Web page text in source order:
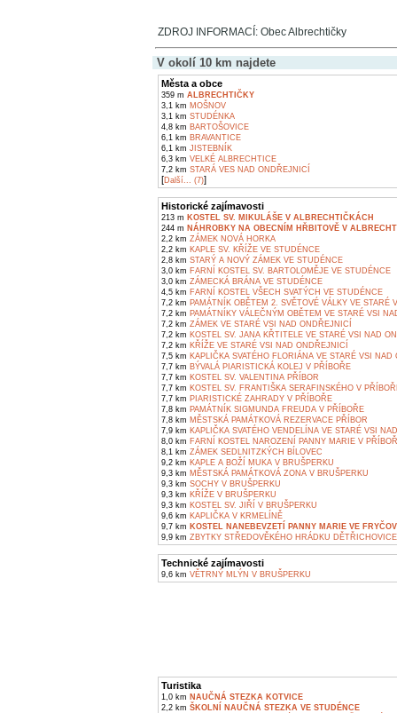
ZDROJ INFORMACÍ: Obec Albrechtičky
V okolí 10 km najdete
Města a obce
359 m ALBRECHTIČKY
3,1 km MOŠNOV
3,1 km STUDÉNKA
4,8 km BARTOŠOVICE
6,1 km BRAVANTICE
6,1 km JISTEBNÍK
6,3 km VELKÉ ALBRECHTICE
7,2 km STARÁ VES NAD ONDŘEJNICÍ
[Další... (7)]
Historické zajímavosti
213 m KOSTEL SV. MIKULÁŠE V ALBRECHTIČKÁCH
244 m NÁHROBKY NA OBECNÍM HŘBITOVĚ V
2,2 km ZÁMEK NOVÁ HORKA
2,2 km KAPLE SV. KŘÍŽE VE STUDÉNCE
2,8 km STARÝ A NOVÝ ZÁMEK VE STUDÉNCE
3,0 km FARNÍ KOSTEL SV. BARTOLOMĚJE VE STUDÉNCE
3,0 km ZÁMECKÁ BRÁNA VE STUDÉNCE
4,5 km FARNÍ KOSTEL VŠECH SVATÝCH VE STUDÉNCE
7,2 km PAMÁTNÍK OBĚTEM 2. SVĚTOVÉ VÁLKY VE STARÉ
7,2 km PAMÁTNÍKY VÁLEČNÝM OBĚTEM VE STARÉ VSI
7,2 km ZÁMEK VE STARÉ VSI NAD ONDŘEJNICÍ
7,2 km KOSTEL SV. JANA KŘTITELE VE STARÉ VSI NAD
7,2 km KŘÍŽE VE STARÉ VSI NAD ONDŘEJNICÍ
7,5 km KAPLIČKA SVATÉHO FLORIÁNA VE STARÉ VSI NAD
7,7 km BÝVALÁ PIARISTICKÁ KOLEJ V PŘÍBOŘE
7,7 km KOSTEL SV. VALENTINA PŘÍBOR
7,7 km KOSTEL SV. FRANTIŠKA SERAFINSKÉHO V
7,7 km PIARISTICKÉ ZAHRADY V PŘÍBOŘE
7,8 km PAMÁTNÍK SIGMUNDA FREUDA V PŘÍBOŘE
7,8 km MĚSTSKÁ PAMÁTKOVÁ REZERVACE PŘÍBOR
7,9 km KAPLIČKA SVATÉHO VENDELÍNA VE STARÉ VSI
8,0 km FARNÍ KOSTEL NAROZENÍ PANNY MARIE V
8,1 km ZÁMEK SEDLNITZKÝCH BÍLOVEC
9,2 km KAPLE A BOŽÍ MUKA V BRUŠPERKU
9,3 km MĚSTSKÁ PAMÁTKOVÁ ZONA V BRUŠPERKU
9,3 km SOCHY V BRUŠPERKU
9,3 km KŘÍŽE V BRUŠPERKU
9,3 km KOSTEL SV. JIŘÍ V BRUŠPERKU
9,6 km KAPLIČKA V KRMELÍNĚ
9,7 km KOSTEL NANEBEVZETÍ PANNY MARIE VE
9,9 km ZBYTKY STŘEDOVĚKÉHO HRÁDKU
Technické zajímavosti
9,6 km VĚTRNÝ MLÝN V BRUŠPERKU
Turistika
1,0 km NAUČNÁ STEZKA KOTVICE
2,2 km ŠKOLNÍ NAUČNÁ STEZKA VE STUDÉNCE